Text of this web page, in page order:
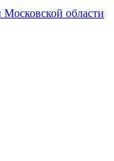
области